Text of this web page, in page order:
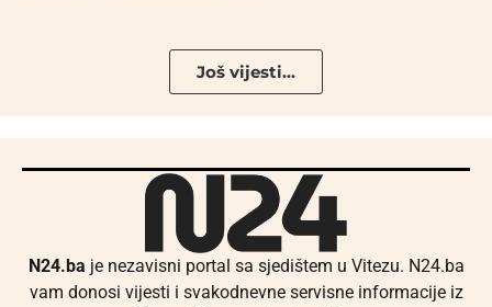
Još vijesti...
N24.ba je nezavisni portal sa sjedištem u Vitezu. N24.ba
vam donosi vijesti i svakodnevne servisne informacije iz